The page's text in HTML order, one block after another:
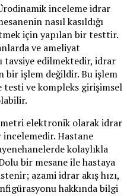
inceleme idrar
nasıl kasıldığı
için yapılan bir testtir.
ve ameliyat
tavsiye edilmektedir, idrar
bir işlem değildir. Bu işlem
ve kompleks girişimsel
elektronik olarak idrar
incelemedir. Hastane
kolaylıkla
bir mesane ile hastaya
azami idrar akış hızı,
hakkında bilgi